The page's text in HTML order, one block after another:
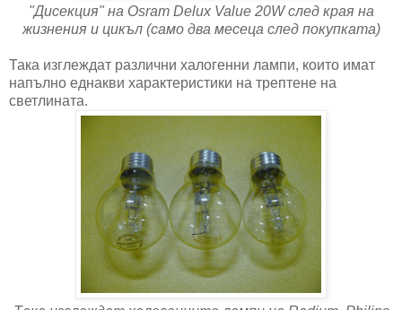
"Дисекция" на Osram Delux Value 20W след края на
жизнения и цикъл (само два месеца след покупката)
Така изглеждат различни халогенни лампи, които имат
напълно еднакви характеристики на трептене на
светлината.